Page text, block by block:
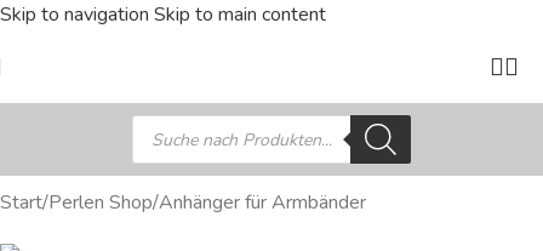
Skip to navigation Skip to main content
Start/Perlen Shop/Anhänger für Armbänder